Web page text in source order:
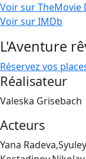
Voir sur TheMovie
Voir sur IMDb
L'Aventure
Réservez vos
Réalisateur
Valeska Grisebach
Acteurs
Yana